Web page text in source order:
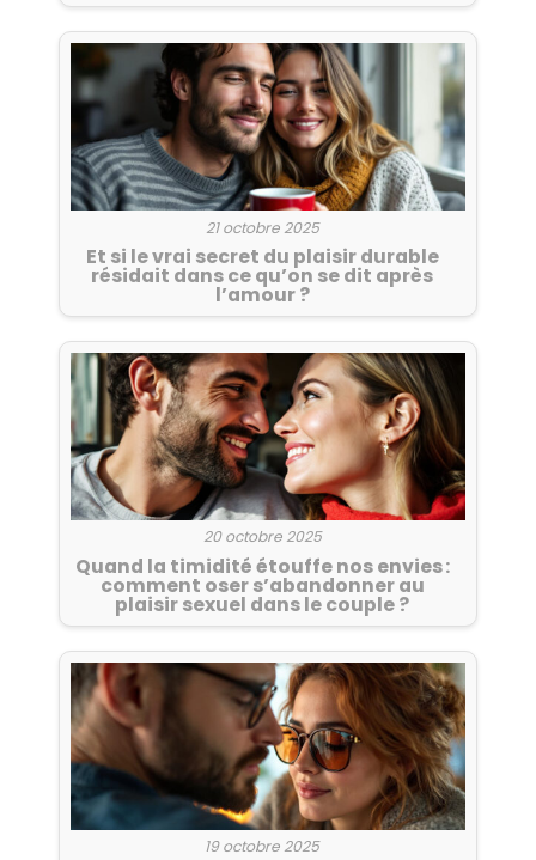
21 octobre 2025
Et si le vrai secret du plaisir durable
résidait dans ce qu’on se dit après
l’amour ?
20 octobre 2025
Quand la timidité étouffe nos envies :
comment oser s’abandonner au
plaisir sexuel dans le couple ?
19 octobre 2025